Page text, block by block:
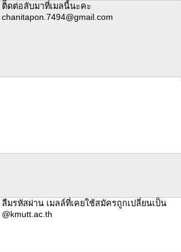
ติิดต่อลับมาที่เมลนี้นะคะ
chanitapon.7494@gmail.com
ลืมรหัสผ่าน เมลล์ที่เคยใช้สมัครถูกเปลี่ยนเป็น
@kmutt.ac.th